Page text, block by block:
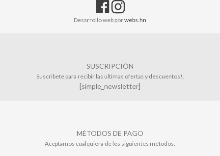
Desarrollo web porwebs.hn
SUSCRIPCIÓN
Suscribete para recibir las ultimas ofertas y descuentos!.
[simple_newsletter]
MÉTODOS DE PAGO
Aceptamos cualquiera de los siguientes métodos.